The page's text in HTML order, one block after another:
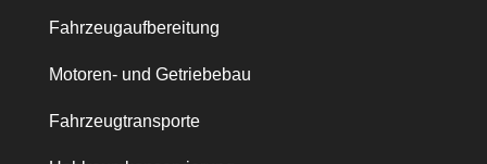
Fahrzeugaufbereitung
Motoren- und Getriebebau
Fahrzeugtransporte